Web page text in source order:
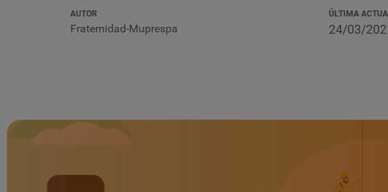
AUTOR
Fraternidad-Muprespa
ÚLTIMA
24/03/